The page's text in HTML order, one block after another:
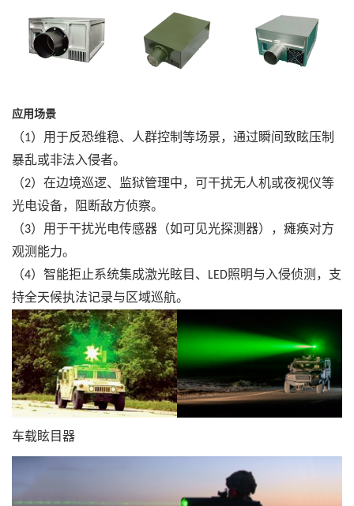
应用场景
（1）用于反恐维稳、人群控制等场景，通过瞬间致眩压制
暴乱或非法入侵者。
（2）在边境巡逻、监狱管理中，可干扰无人机或夜视仪等
光电设备，阻断敌方侦察。
（3）用于干扰光电传感器（如可见光探测器），瘫痪对方
观测能力。
（4）智能拒止系统集成激光眩目、 LED照明与入侵侦测，支
持全天候执法记录与区域巡航。
车载眩目器